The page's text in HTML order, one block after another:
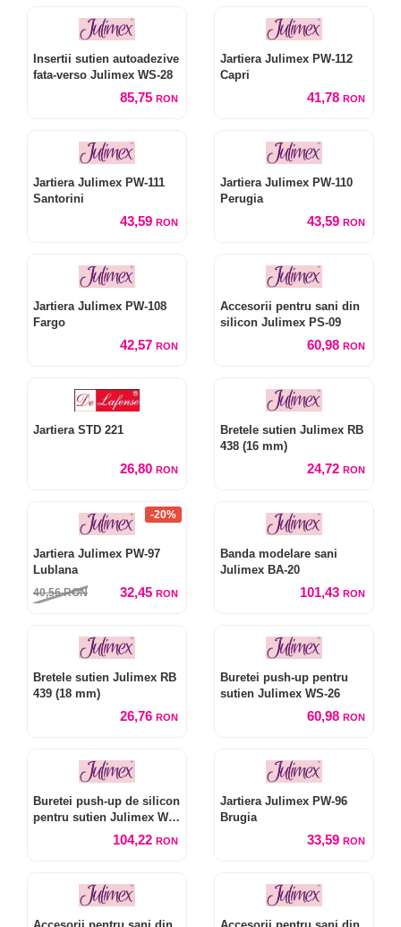
Insertii sutien autoadezive
fata-verso Julimex WS-28
85,75 RON
Jartiera Julimex PW-112
Capri
41,78 RON
Jartiera Julimex PW-111
Santorini
43,59 RON
Jartiera Julimex PW-110
Perugia
43,59 RON
Jartiera Julimex PW-108
Fargo
42,57 RON
Accesorii pentru sani din
silicon Julimex PS-09
60,98 RON
Jartiera STD 221
26,80 RON
Bretele sutien Julimex RB
438 (16 mm)
24,72 RON
-20%
Jartiera Julimex PW-97
Lublana
40,56RON 32,45 RON
Banda modelare sani
Julimex BA-20
101,43 RON
Bretele sutien Julimex RB
439 (18 mm)
26,76 RON
Buretei push-up pentru
sutien Julimex WS-26
60,98 RON
Buretei push-up de silicon
pentru sutien Julimex WS-
14 Maxi Push-Up104,22 RON
Jartiera Julimex PW-96
Brugia
33,59 RON